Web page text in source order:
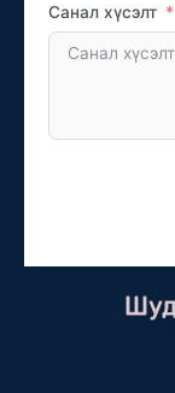
Санал хүсэлт